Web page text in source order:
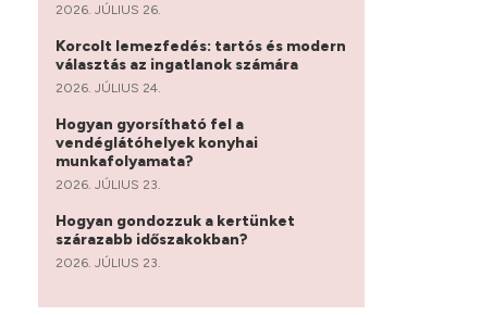
2026. JÚLIUS 26.
Korcolt lemezfedés: tartós és modern
választás az ingatlanok számára
2026. JÚLIUS 24.
Hogyan gyorsítható fel a
vendéglátóhelyek konyhai
munkafolyamata?
2026. JÚLIUS 23.
Hogyan gondozzuk a kertünket
szárazabb időszakokban?
2026. JÚLIUS 23.